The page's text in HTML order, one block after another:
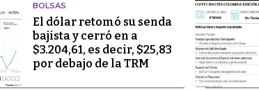
BOLSAS
El dólar retomó su senda
bajista y cerró en a
$3.204,61, es decir, $25,83
por debajo de la TRM